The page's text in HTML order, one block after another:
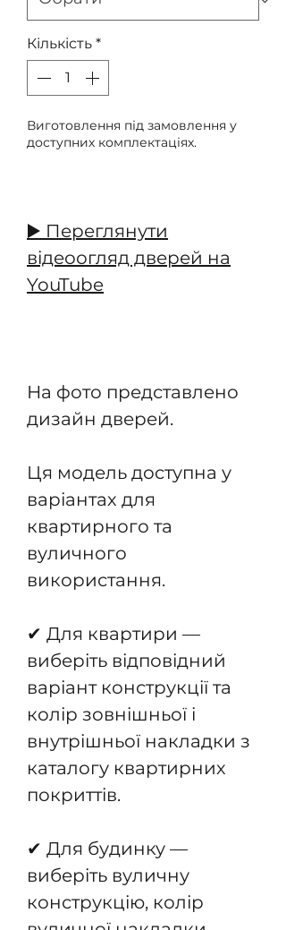
Кількість *
Виготовлення під замовлення у
доступних комплектаціях.
▶️ Переглянути
відеоогляд дверей на
YouTube
На фото представлено
дизайн дверей.
Ця модель доступна у
варіантах для
квартирного та
вуличного
використання.
✔ Для квартири —
виберіть відповідний
варіант конструкції та
колір зовнішньої і
внутрішньої накладки з
каталогу квартирних
покриттів.
✔ Для будинку —
виберіть вуличну
конструкцію, колір